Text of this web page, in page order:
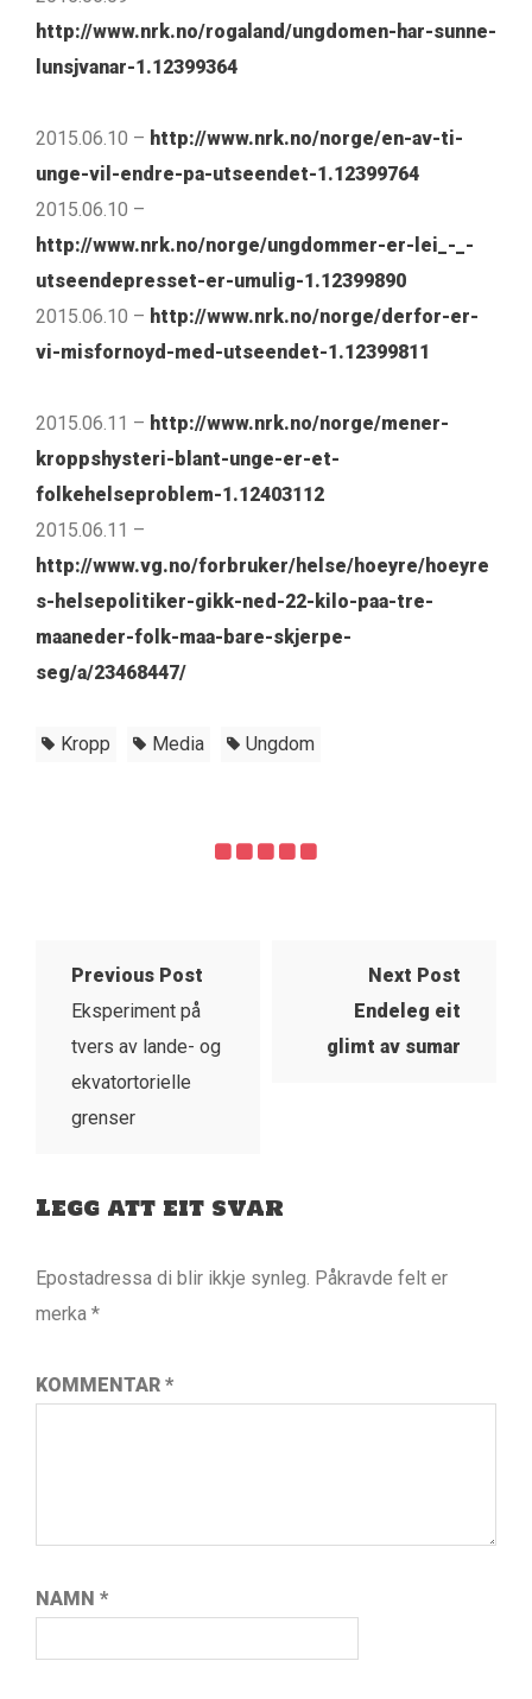
http://www.nrk.no/rogaland/ungdomen-har-sunne-
lunsjvanar-1.12399364
2015.06.10 – http://www.nrk.no/norge/en-av-ti-
unge-vil-endre-pa-utseendet-1.12399764
2015.06.10 –
http://www.nrk.no/norge/ungdommer-er-lei_-_-
utseendepresset-er-umulig-1.12399890
2015.06.10 – http://www.nrk.no/norge/derfor-er-
vi-misfornoyd-med-utseendet-1.12399811
2015.06.11 – http://www.nrk.no/norge/mener-
kroppshysteri-blant-unge-er-et-
folkehelseproblem-1.12403112
2015.06.11 –
http://www.vg.no/forbruker/helse/hoeyre/hoeyre
s-helsepolitiker-gikk-ned-22-kilo-paa-tre-
maaneder-folk-maa-bare-skjerpe-
seg/a/23468447/
Kropp Media Ungdom
Previous Post
Eksperiment på
tvers av lande- og
ekvatortorielle
grenser
Next Post
Endeleg eit
glimt av sumar
Legg att eit svar
Epostadressa di blir ikkje synleg. Påkravde felt er
merka *
KOMMENTAR *
NAMN *